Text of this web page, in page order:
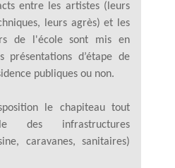
entre les artistes (leurs
leurs agrès) et les
de l'école sont mis en
présentations d’étape de
publiques ou non.
le chapiteau tout
des infrastructures
caravanes, sanitaires)